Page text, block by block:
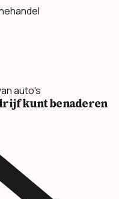
auto's
kunt benaderen